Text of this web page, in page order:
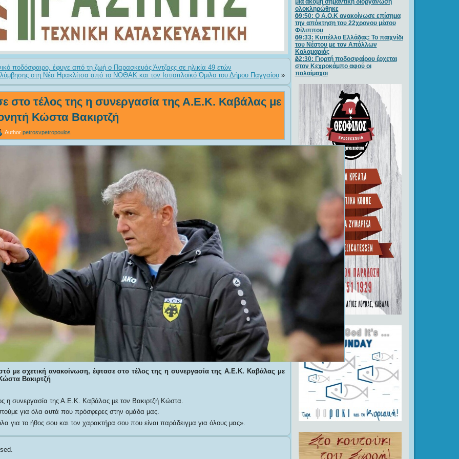
ποδόσφαιρο, έφυγε από τη ζωή ο Παρασκευάς Άντζαςς σε ηλικία 49 ετών
στη Νέα Ηρακλίτσα από το ΝΟΘΑΚ και τον Ιστιοπλοϊκό Όμιλο του Δήμου Παγγαίου»
στο τέλος της η συνεργασία της Α.Ε.Κ. Καβάλας με
Κώστα Βακιρτζή
Author petrosvpetropoulos
με σχετική ανακοίνωση, έφτασε στο τέλος της η συνεργασία της Α.Ε.Κ. Καβάλας με
Βακιρτζή
η συνεργασία της Α.Ε.Κ. Καβάλας με τον Βακιρτζή Κώστα.
για όλα αυτά που πρόσφερες στην ομάδα μας.
για το ήθος σου και τον χαρακτήρα σου που είναι παράδειγμα για όλους μας».
μία ακόμη σημαντική διοργάνωση
ολοκληρώθηκε
09:50: O A.O.K ανακοίνωσε επίσημα
την απόκτηση του 22χρονου μέσου
Φίλιππου
09:33: Κυπέλλο Ελλάδας: Το παιχνίδι
του Νέστου με τον Απόλλων
Καλαμαριάς
22:30: Γιορτή ποδοσφαίρου έρχεται
στον Κεχροκάμπο αφού οι
παλαίμαχοι